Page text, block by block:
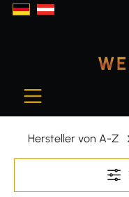
springen
Hersteller von A-Z